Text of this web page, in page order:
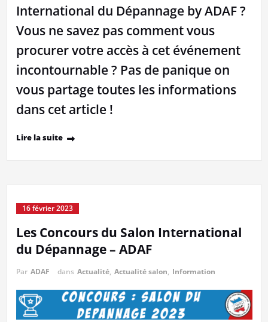
International du Dépannage by ADAF ?
Vous ne savez pas comment vous
procurer votre accès à cet événement
incontournable ? Pas de panique on
vous partage toutes les informations
dans cet article !
Lire la suite
16 février 2023
Les Concours du Salon International
du Dépannage – ADAF
Par ADAF dans Actualité, Actualité salon, Information